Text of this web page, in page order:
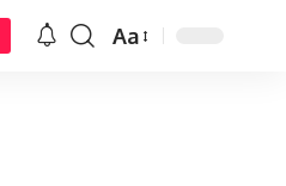
Aa